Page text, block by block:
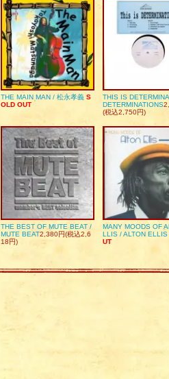
THE MAIN MAN / 松永孝義 S
OLD OUT
THIS IS
DETERMINATIONS
(税込2,750円)
THE BEST OF MUTE BEAT /
MUTE BEAT2,380円(税込2,6
18円)
MANY MOODS OF
LLIS / ALTON ELLIS
UT